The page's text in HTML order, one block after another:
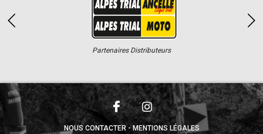
Partenaires Distributeurs
NOUS CONTACTER
MENTIONS LÉGALES